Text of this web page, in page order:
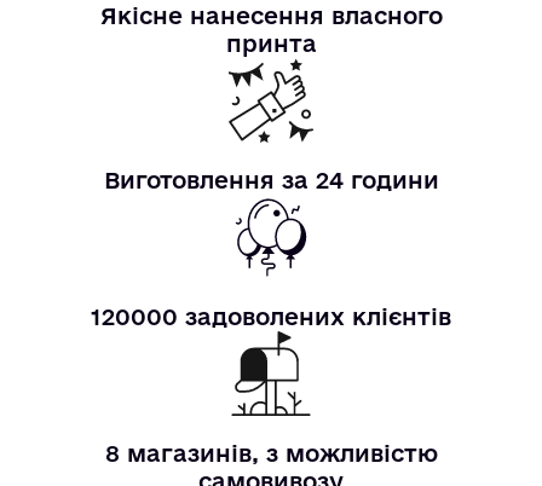
Якісне нанесення власного
принта
Виготовлення за 24 години
120000 задоволених клієнтів
8 магазинів, з можливістю